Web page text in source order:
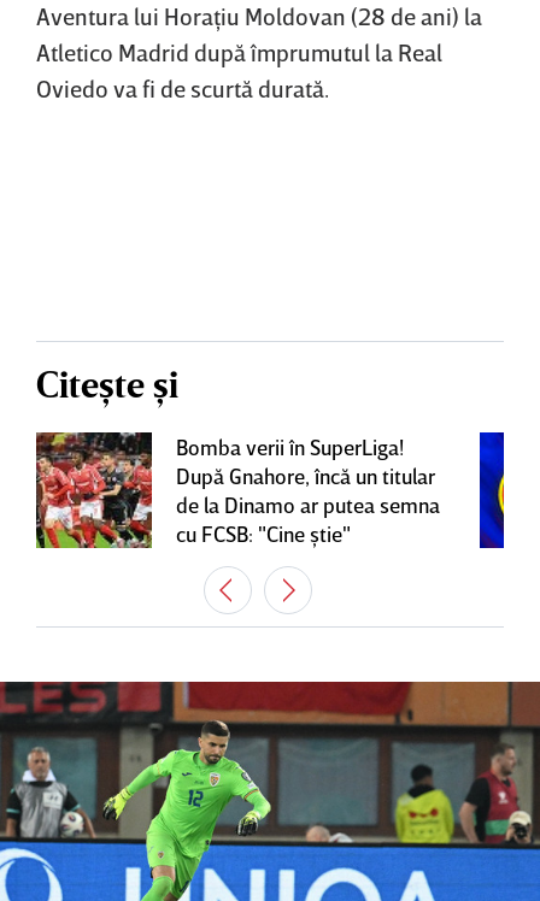
Aventura lui Horaţiu Moldovan (28 de ani) la
Atletico Madrid după împrumutul la Real
Oviedo va fi de scurtă durată.
Citește și
Bomba verii în SuperLiga!
După Gnahore, încă un titular
de la Dinamo ar putea semna
cu FCSB: "Cine ştie"